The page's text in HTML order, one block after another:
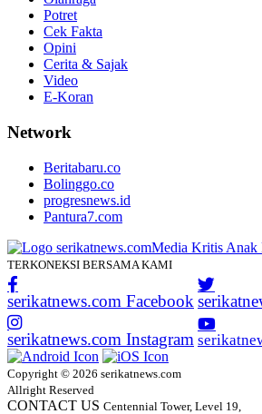
Potret
Cek Fakta
Opini
Cerita & Sajak
Video
E-Koran
Network
Beritabaru.co
Bolinggo.co
progresnews.id
Pantura7.com
TERKONEKSI BERSAMA KAMI
serikatnews.com Facebook
serikatnews.com Instagram
Copyright © 2026 serikatnews.com
Allright Reserved
CONTACT US Centennial Tower, Level 19,